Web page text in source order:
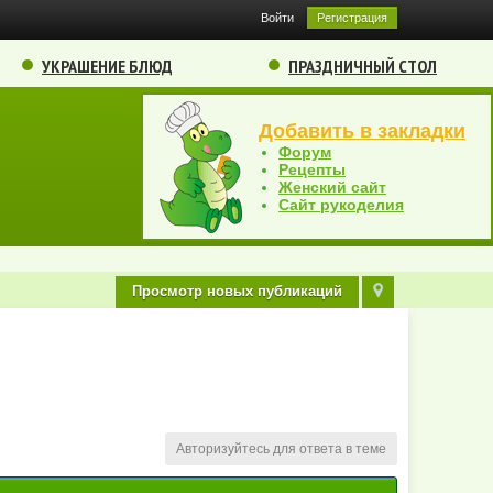
Войти Регистрация
УКРАШЕНИЕ БЛЮД ПРАЗДНИЧНЫЙ СТОЛ
Добавить в закладки
Форум
Рецепты
Женский сайт
Сайт рукоделия
Просмотр новых публикаций
Авторизуйтесь для ответа в теме